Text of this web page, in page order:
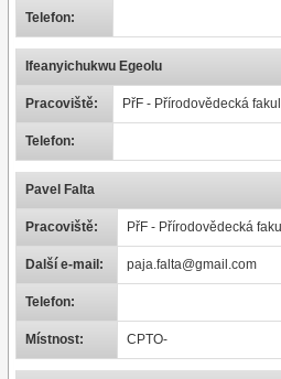
Telefon:
Ifeanyichukwu Egeolu
Pracoviště: PřF - Přírodovědecká
Telefon:
Pavel Falta
Pracoviště: PřF - Přírodovědecká
Další e-mail: paja.falta@gmail.com
Telefon:
Místnost: CPTO-